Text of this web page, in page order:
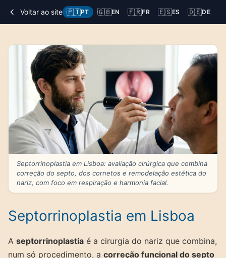
Voltar ao site 🇵🇹PT 🇬🇧EN 🇫🇷FR 🇪🇸ES 🇩🇪DE
Septorrinoplastia em Lisboa: avaliação cirúrgica que combina
correção do septo, dos cornetos e remodelação estética do
nariz, com foco em respiração e harmonia facial.
Septorrinoplastia em Lisboa
A septorrinoplastia é a cirurgia do nariz que combina,
num só procedimento, a correção funcional do septo